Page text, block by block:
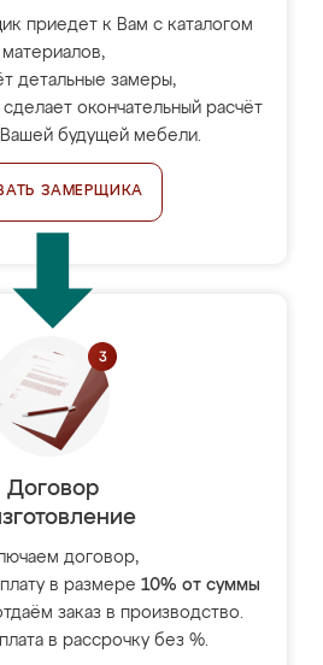
приедет к Вам с каталогом
материалов,
детальные замеры,
окончательный расчёт
будущей мебели.
ЗАМЕРЩИКА
Договор
договор,
в размере 10% от суммы
заказ в производство.
в рассрочку без %.